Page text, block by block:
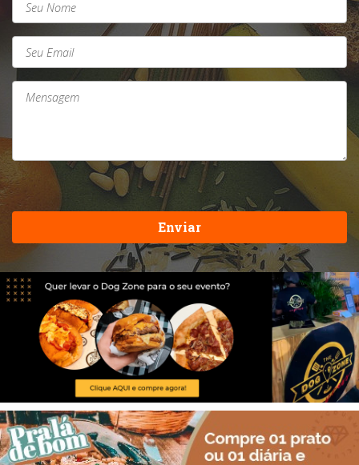
Enviar